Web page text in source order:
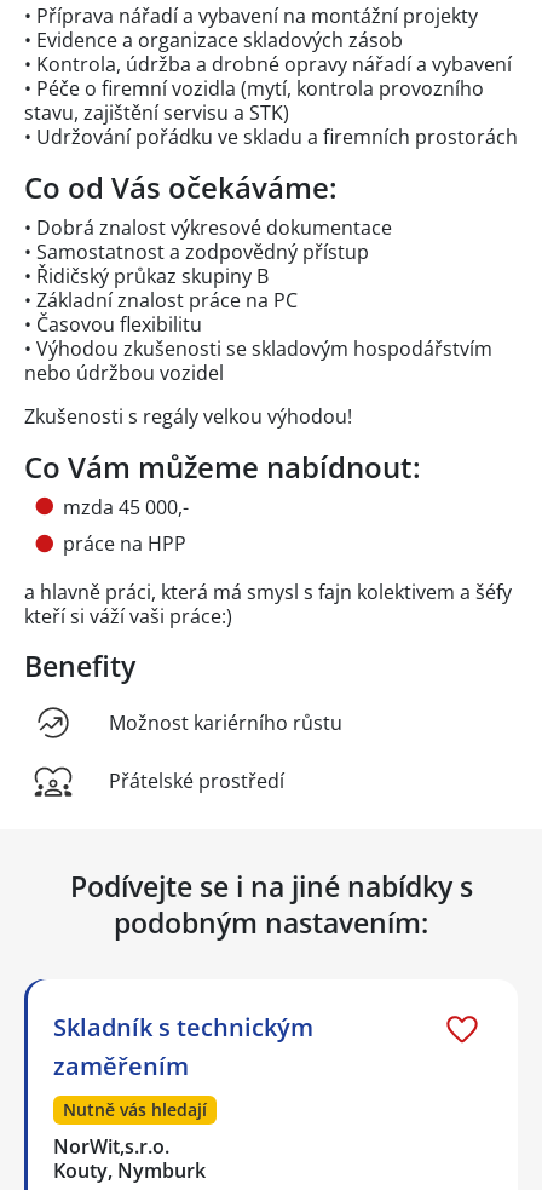
• Příprava nářadí a vybavení na montážní projekty
• Evidence a organizace skladových zásob
• Kontrola, údržba a drobné opravy nářadí a vybavení
• Péče o firemní vozidla (mytí, kontrola provozního
stavu, zajištění servisu a STK)
• Udržování pořádku ve skladu a firemních prostorách
Co od Vás očekáváme:
• Dobrá znalost výkresové dokumentace
• Samostatnost a zodpovědný přístup
• Řidičský průkaz skupiny B
• Základní znalost práce na PC
• Časovou flexibilitu
• Výhodou zkušenosti se skladovým hospodářstvím
nebo údržbou vozidel
Zkušenosti s regály velkou výhodou!
Co Vám můžeme nabídnout:
mzda 45 000,-
práce na HPP
a hlavně práci, která má smysl s fajn kolektivem a šéfy
kteří si váží vaši práce:)
Benefity
Možnost kariérního růstu
Přátelské prostředí
Podívejte se i na jiné nabídky s
podobným nastavením:
Skladník s technickým
zaměřením
Nutně vás hledají
NorWit,s.r.o.
Kouty, Nymburk